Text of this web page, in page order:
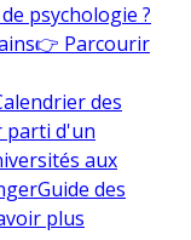
psychologie ?
👉 Parcourir
des
parti d'un
aux
Guide des
plus